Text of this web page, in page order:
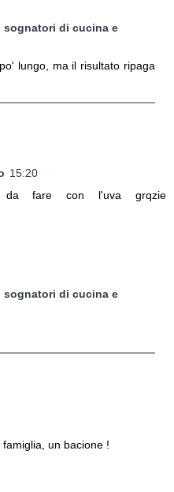
sognatori di cucina e
lungo, ma il risultato ripaga
15:20
da fare con l'uva grqzie
sognatori di cucina e
un bacione !